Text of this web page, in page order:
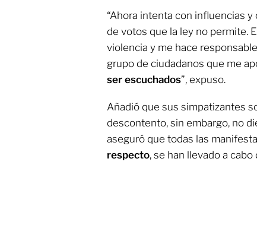
“Ahora intenta con influencias
de votos que la ley no permite.
violencia y me hace
grupo de ciudadanos que me
ser escuchados”, expuso.
Añadió que sus simpatizantes
descontento, sin embargo, no
aseguró que todas las
respecto, se han llevado a